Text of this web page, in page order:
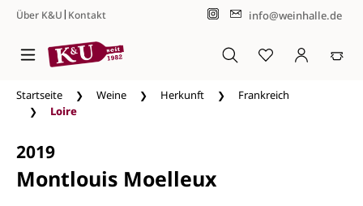
Zum Hauptinhalt springen
Über K&U| Kontakt info@weinhalle.de
Startseite Weine Herkunft
Frankreich
Loire
2019
Montlouis Moelleux